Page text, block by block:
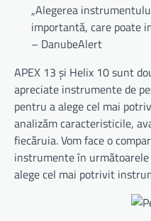
„Alegerea
importantă, care poate
– DanubeAlert
APEX 13 și Helix 10 sunt
apreciate instrumente de
pentru a alege cel mai
analizăm caracteristicile,
fiecăruia. Vom face o
instrumente în
alege cel mai potrivit